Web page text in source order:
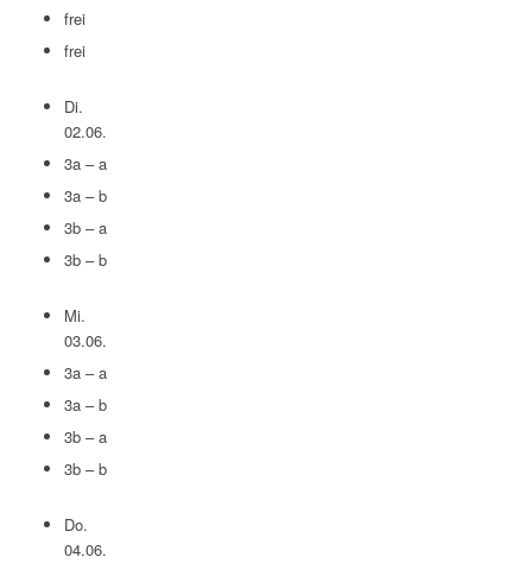
frei
frei
Di.
02.06.
3a – a
3a – b
3b – a
3b – b
Mi.
03.06.
3a – a
3a – b
3b – a
3b – b
Do.
04.06.